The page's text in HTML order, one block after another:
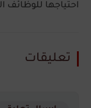
احتياجها للوظائف
تعليقات